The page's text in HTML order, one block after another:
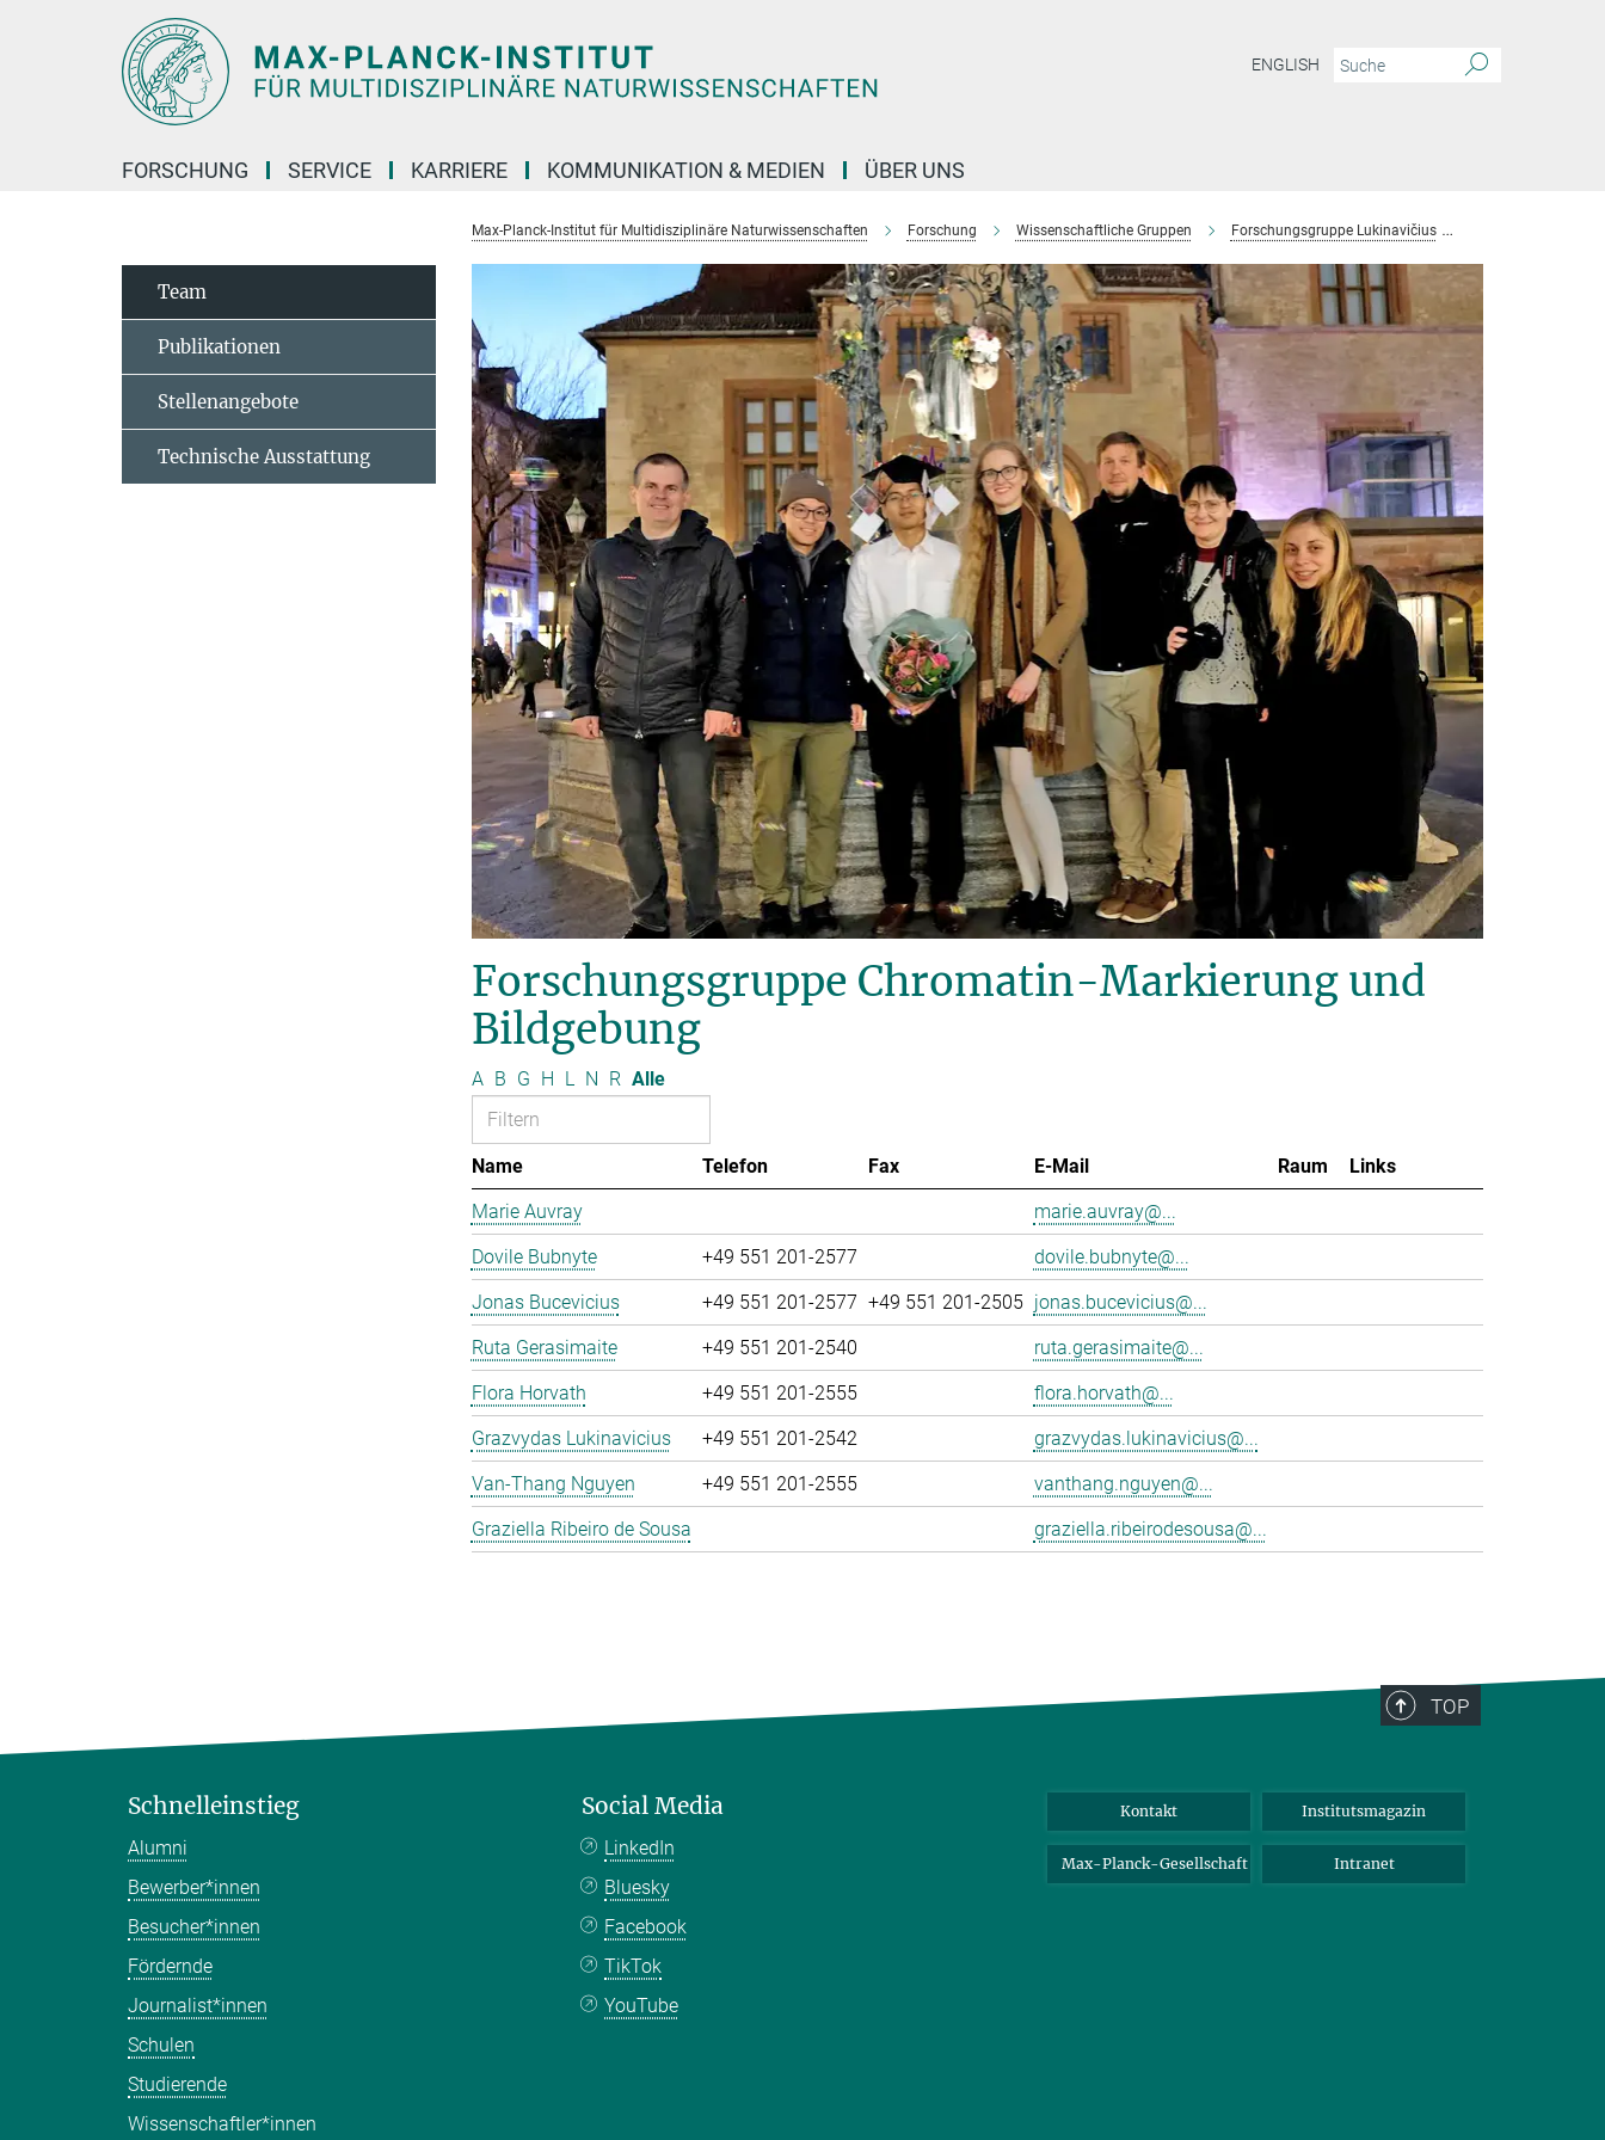
ENGLISH
FORSCHUNG SERVICE KARRIERE KOMMUNIKATION & MEDIEN ÜBER UNS
Max-Planck-Institut für Multidisziplinäre Naturwissenschaften Forschung Wissenschaftliche Gruppen Forschungsgruppe Lukinavičius
Forschungsgruppe Chromatin-Markierung und
Bildgebung
A B G H L N R Alle
Name Telefon Fax E-Mail Raum
Links
Marie Auvray
marie.auvray@...
Dovile Bubnyte
+49 551 201-2577
dovile.bubnyte@...
Jonas Bucevicius
+49 551 201-2577 +49 551 201-2505 jonas.bucevicius@...
Ruta Gerasimaite
+49 551 201-2540
ruta.gerasimaite@...
Flora Horvath
+49 551 201-2555
flora.horvath@...
Grazvydas Lukinavicius
+49 551 201-2542
grazvydas.lukinavicius@...
Van-Thang Nguyen
+49 551 201-2555
vanthang.nguyen@...
Graziella Ribeiro de Sousa
graziella.ribeirodesousa@...
Team
Publikationen
Stellenangebote
Technische Ausstattung
TOP
Schnelleinstieg
Alumni
Bewerber*innen
Besucher*innen
Fördernde
Journalist*innen
Schulen
Studierende
Wissenschaftler*innen
Social Media
LinkedIn
Bluesky
Facebook
TikTok
YouTube
Kontakt Institutsmagazin
Max-Planck-Gesellschaft Intranet